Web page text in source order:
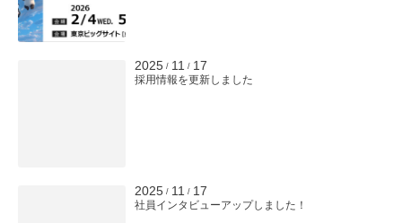
2025 / 11 / 17
採用情報を更新しました
2025 / 11 / 17
社員インタビューアップしました！